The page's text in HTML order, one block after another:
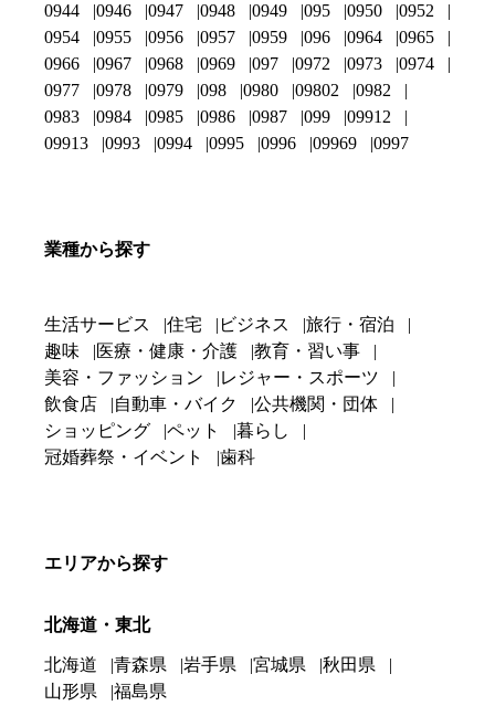
0944
0946 0947 0948 0949 095 0950
0952
0954
0955 0956 0957 0959 096 0964
0965
0966
0967 0968 0969 097 0972 0973
0974
0977
0978 0979 098 0980 09802
0982
0983
0984 0985 0986 0987 099
09912
09913
0993 0994 0995 0996 09969 0997
業種から探す
生活サービス 住宅 ビジネス
旅行・宿泊
趣味
医療・健康・介護
教育・習い事
美容・ファッション
レジャー・スポーツ
飲食店
自動車・バイク
公共機関・団体
ショッピング
ペット
暮らし
冠婚葬祭・イベント
歯科
エリアから探す
北海道・東北
北海道 青森県 岩手県 宮城県
秋田県
山形県
福島県